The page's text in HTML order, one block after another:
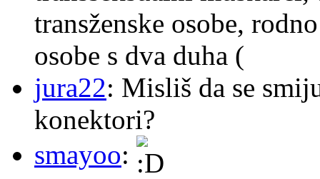
transženske osobe,
osobe s dva duha (
jura22: Misliš da se
konektori?
smayoo: